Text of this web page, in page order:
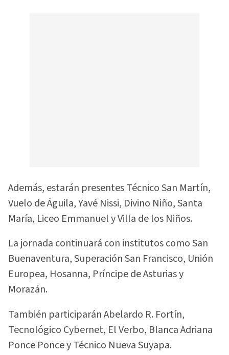
Además, estarán presentes Técnico San Martín,
Vuelo de Águila, Yavé Nissi, Divino Niño, Santa
María, Liceo Emmanuel y Villa de los Niños.
La jornada continuará con institutos como San
Buenaventura, Superación San Francisco, Unión
Europea, Hosanna, Príncipe de Asturias y
Morazán.
También participarán Abelardo R. Fortín,
Tecnológico Cybernet, El Verbo, Blanca Adriana
Ponce Ponce y Técnico Nueva Suyapa.